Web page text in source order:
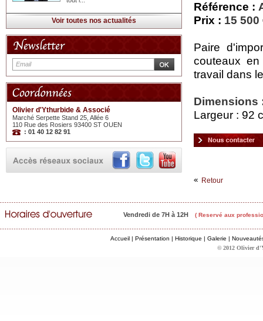
Voir toutes nos actualités
Olivier d'Ythurbide & Associé
Marché Serpette Stand 25, Allée 6
110 Rue des Rosiers 93400 ST OUEN
: 01 40 12 82 91
Référence :
Prix : 15 500
Paire
couteaux
travail dans
Dimensions
Largeur : 92
Retour
Vendredi de 7H à 12H ( Reservé aux
Accueil Présentation Historique Galerie
© 2012 Olivier